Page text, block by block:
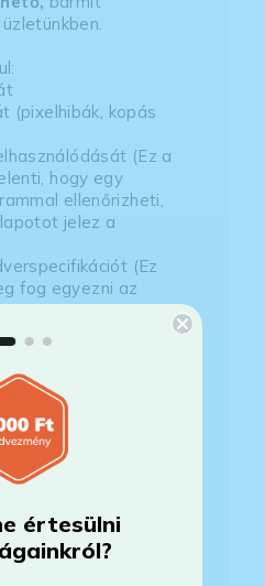
(pixelhibák, kopás
(Ez a
hogy egy
ellenőrizheti,
jelez a
(Ez
fog egyezni az
személyesen a
értesülni